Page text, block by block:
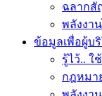
ฉลากสั
พลังงา
ข้อมูลเพื่อผู้บ
รู้ไว้.. ใ
กฎหมา